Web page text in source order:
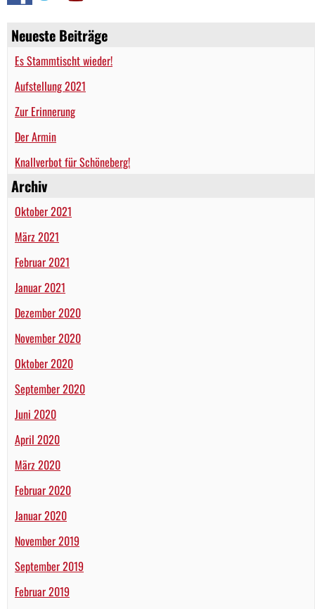
Neueste Beiträge
Es Stammtischt wieder!
Aufstellung 2021
Zur Erinnerung
Der Armin
Knallverbot für Schöneberg!
Archiv
Oktober 2021
März 2021
Februar 2021
Januar 2021
Dezember 2020
November 2020
Oktober 2020
September 2020
Juni 2020
April 2020
März 2020
Februar 2020
Januar 2020
November 2019
September 2019
Februar 2019